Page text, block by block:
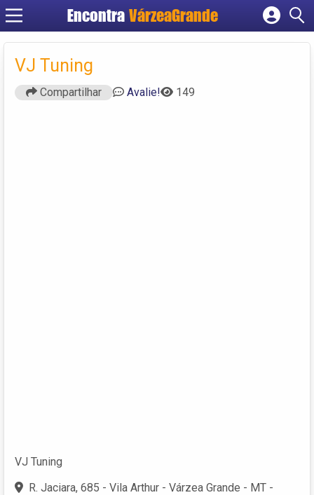
Encontra VárzeaGrande
Cadastrar empresa
VJ Tuning
Compartilhar Avalie! 149
VJ Tuning
R. Jaciara, 685 - Vila Arthur - Várzea Grande - MT -